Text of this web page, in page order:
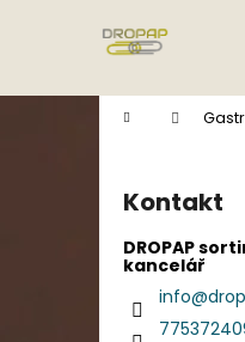
Domů
Kontakt
DROPAP
kancelář
info@
í
Zpět
do
Zpět
do